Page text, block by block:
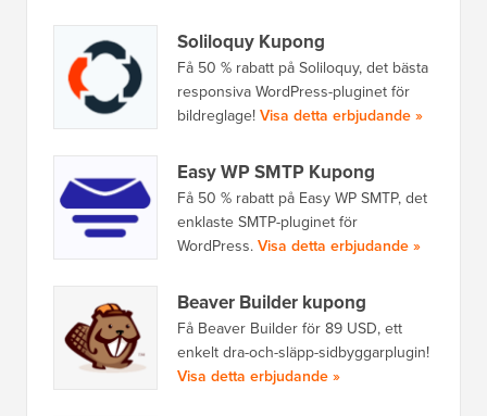
Soliloquy Kupong
Få 50 % rabatt på Soliloquy, det bästa
responsiva WordPress-pluginet för
bildreglage!Visa detta erbjudande »
Easy WP SMTP Kupong
Få 50 % rabatt på Easy WP SMTP, det
enklaste SMTP-pluginet för
WordPress.Visa detta erbjudande »
Beaver Builder kupong
Få Beaver Builder för 89 USD, ett
enkelt dra-och-släpp-sidbyggarplugin!
Visa detta erbjudande »